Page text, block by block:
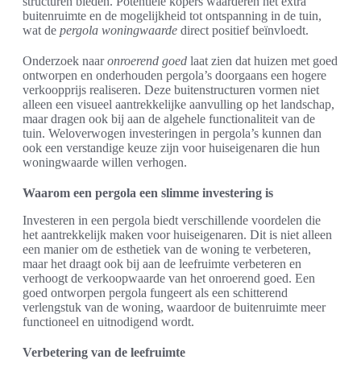
buitenruimte en de mogelijkheid tot ontspanning in de tuin,
wat de pergola woningwaarde direct positief beïnvloedt.
Onderzoek naaronroerend goed laat zien dat huizen met goed
ontworpen en onderhouden pergola’s doorgaans een hogere
verkoopprijs realiseren. Deze buitenstructuren vormen niet
alleen een visueel aantrekkelijke aanvulling op het landschap,
maar dragen ook bij aan de algehele functionaliteit van de
tuin. Weloverwogen investeringen in pergola’s kunnen dan
ook een verstandige keuze zijn voor huiseigenaren die hun
woningwaarde willen verhogen.
Waarom een pergola een slimme investering is
Investeren in een pergola biedt verschillende voordelen die
het aantrekkelijk maken voor huiseigenaren. Dit is niet alleen
een manier om de esthetiek van de woning te verbeteren,
maar het draagt ook bij aan de leefruimte verbeteren en
verhoogt de verkoopwaarde van het onroerend goed. Een
goed ontworpen pergola fungeert als een schitterend
verlengstuk van de woning, waardoor de buitenruimte meer
functioneel en uitnodigend wordt.
Verbetering van de leefruimte